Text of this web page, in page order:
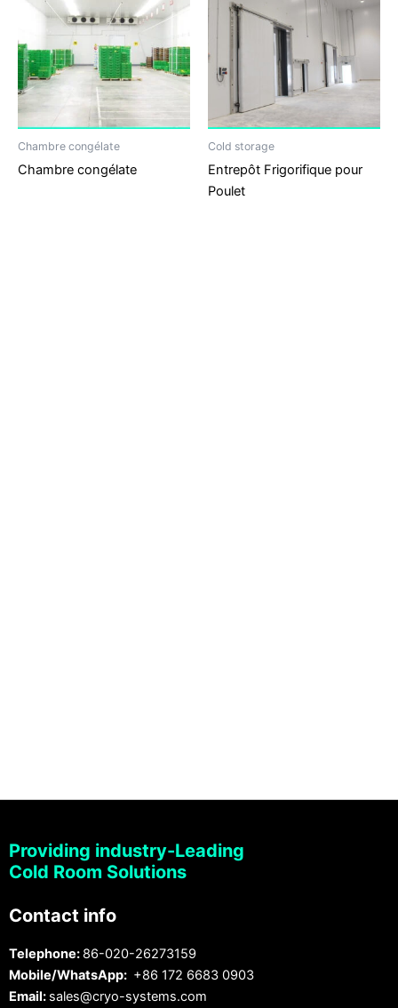
Chambre congélate
Chambre congélate
Cold storage
Entrepôt Frigorifique pour
Poulet
Providing industry-Leading
Cold Room Solutions
Contact info
Telephone: 86-020-26273159
Mobile/WhatsApp: +86 172 6683 0903
Email: sales@cryo-systems.com